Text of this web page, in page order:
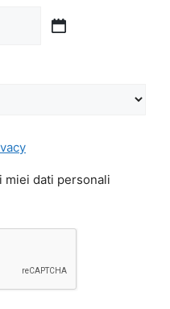
miei dati personali